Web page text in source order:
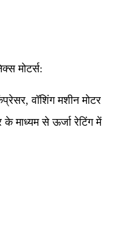
मोटर्स:
वॉशिंग मशीन मोटर
माध्यम से ऊर्जा रेटिंग में